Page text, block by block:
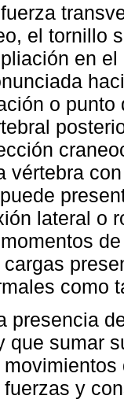
el tornillo
en
o punto
vértebra
lateral o
cargas
como
presencia
que sumar
fuerzas y